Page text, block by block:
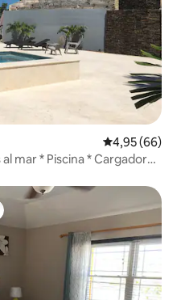
Calificación
4,95 (66)
mar * Piscina * Cargador
más destacados